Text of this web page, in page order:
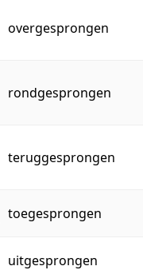
overgesprongen
rondgesprongen
teruggesprongen
toegesprongen
uitgesprongen